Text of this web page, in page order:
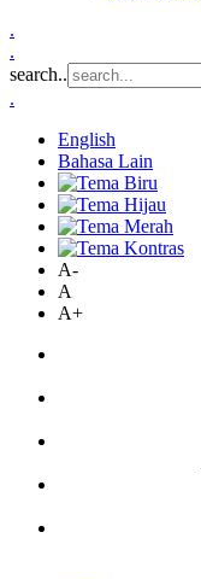
.
.
search..
.
English
Bahasa Lain
A-
A
A+